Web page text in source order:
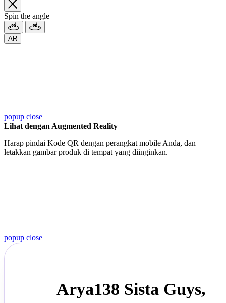
Spin the angle
AR
popup close
Lihat dengan Augmented Reality
Harap pindai Kode QR dengan perangkat mobile Anda, dan
letakkan gambar produk di tempat yang diinginkan.
popup close
Arya138 Sista Guys,